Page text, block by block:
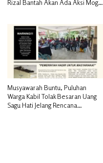
Rizal Bantah Akan Ada Aksi Mogol
Musyawarah Buntu, Puluhan
Warga Kabil Tolak Besaran Uang
Sagu Hati Jelang Rencana